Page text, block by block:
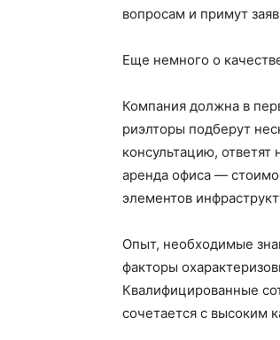
вопросам и примут
Еще немного о
Компания должна в
риэлторы подберут
консультацию,
аренда офиса —
элементов
Опыт, необходимые
факторы
Квалифицированные
сочетается с высоким